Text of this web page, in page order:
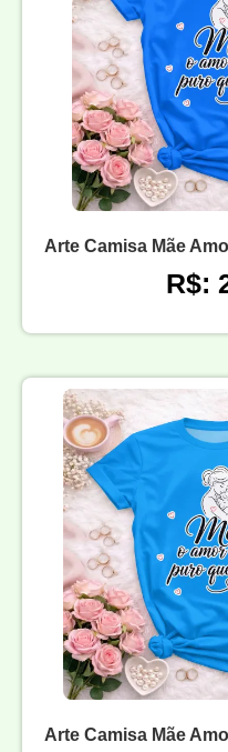
Arte Camisa Mãe
R$:
Arte Camisa Mãe